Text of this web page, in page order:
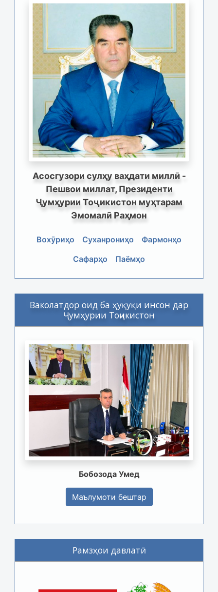
Асосгузори сулҳу ваҳдати миллӣ -
Пешвои миллат, Президенти
Ҷумҳурии Тоҷикистон муҳтарам
Эмомалӣ Раҳмон
Вохӯриҳо Суханрониҳо
Фармонҳо
Сафарҳо
Паёмҳо
Ваколатдор оид ба ҳуқуқи инсон дар
Ҷумҳурии Тоҷикистон
Бобозода Умед
Маълумоти бештар
Рамзҳои давлатӣ